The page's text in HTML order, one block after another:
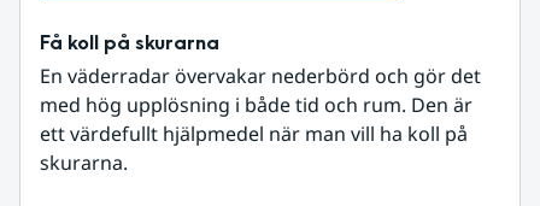
Få koll på skurarna
En väderradar övervakar nederbörd och gör det
med hög upplösning i både tid och rum. Den är
ett värdefullt hjälpmedel när man vill ha koll på
skurarna.